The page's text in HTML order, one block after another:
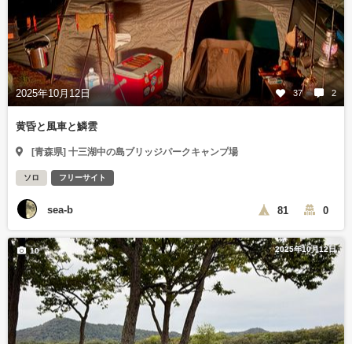
2025年10月12日 37 2
黄昏と風車と鱗雲
[青森県] 十三湖中の島ブリッジパークキャンプ場
ソロ フリーサイト
sea-b 81 0
2025年10月12日
10